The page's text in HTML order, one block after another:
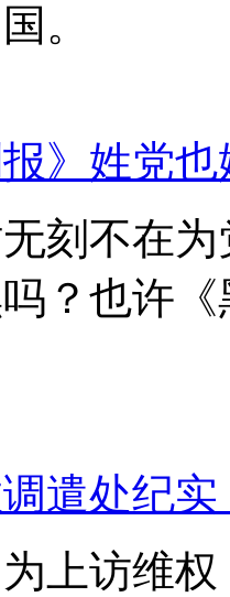
。
报》姓党
无刻不在
？也许
遣处纪实
上访维